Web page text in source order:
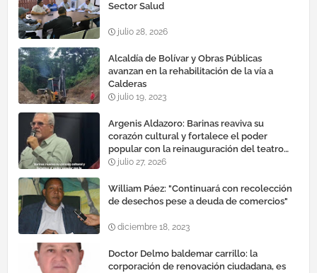
Sector Salud
julio 28, 2026
Alcaldía de Bolívar y Obras Públicas
avanzan en la rehabilitación de la vía a
Calderas
julio 19, 2023
Argenis Aldazoro: Barinas reaviva su
corazón cultural y fortalece el poder
popular con la reinauguración del teatro
esteban ruiz guevara
julio 27, 2026
William Páez: "Continuará con recolección
de desechos pese a deuda de comercios"
diciembre 18, 2023
Doctor Delmo baldemar carrillo: la
corporación de renovación ciudadana, es